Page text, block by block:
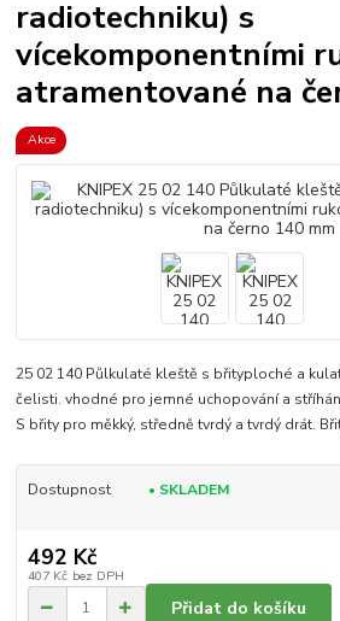
radiotechniku) s
vícekomponentními
atramentované na
Akce
25 02 140 Půlkulaté kleště s břityploché a
čelisti. vhodné pro jemné uchopování a
S břity pro měkký, středně tvrdý a tvrdý drát.
Dostupnost • SKLADEM
492 Kč
407 Kč bez DPH
Přidat do košíku